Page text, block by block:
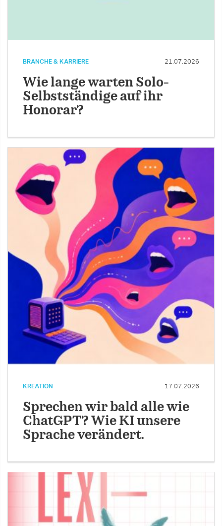
BRANCHE & KARRIERE 21.07.2026
Wie lange warten Solo-
Selbstständige auf ihr
Honorar?
KREATION 17.07.2026
Sprechen wir bald alle wie
ChatGPT? Wie KI unsere
Sprache verändert.